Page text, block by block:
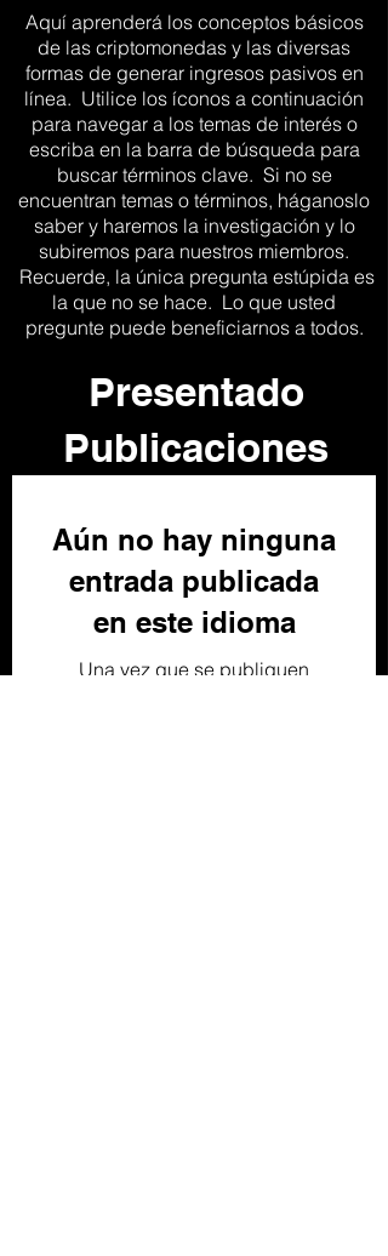
Aquí aprenderá los conceptos básicos
de las criptomonedas y las diversas
formas de generar ingresos pasivos en
línea. Utilice los íconos a continuación
para navegar a los temas de interés o
escriba en la barra de búsqueda para
buscar términos clave. Si no se
encuentran temas o términos, háganoslo
saber y haremos la investigación y lo
subiremos para nuestros miembros.
Recuerde, la única pregunta estúpida es
la que no se hace. Lo que usted
pregunte puede beneficiarnos a todos.
Presentado
Publicaciones
Aún no hay ninguna
entrada publicada
en este idioma
Una vez que se publiquen